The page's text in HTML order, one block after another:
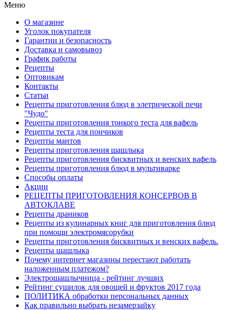
Меню
О магазине
Уголок покупателя
Гарантии и безопасность
Доставка и самовывоз
График работы
Рецепты
Оптовикам
Контакты
Статьи
Рецепты приготовления блюд в элетрической печи
"Чудо"
Рецепты приготовления тонкого теста для вафель
Рецепты теста для пончиков
Рецепты мантов
Рецепты приготовления шашлыка
Рецепты приготовления бисквитных и венских вафель
Рецепты приготовления блюд в мультиварке
Способы оплаты
Акции
РЕЦЕПТЫ ПРИГОТОВЛЕНИЯ КОНСЕРВОВ В
АВТОКЛАВЕ
Рецепты драников
Рецепты из кулинарных книг для приготовления блюд
при помощи электромясорубки
Рецепты приготовления бисквитных и венских вафель.
Рецепты шашлыка
Почему интернет магазины перестают работать
наложенным платежом?
Электрошашлычница - рейтинг лучших
Рейтинг сушилок для овощей и фруктов 2017 года
ПОЛИТИКА обработки персональных данных
Как правильно выбрать незамерзайку